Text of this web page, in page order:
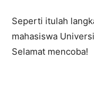
Seperti itulah
mahasiswa
Selamat mencoba!